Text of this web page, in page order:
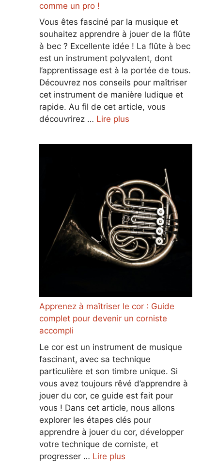
comme un pro !
Vous êtes fasciné par la musique et
souhaitez apprendre à jouer de la flûte
à bec ? Excellente idée ! La flûte à bec
est un instrument polyvalent, dont
l’apprentissage est à la portée de tous.
Découvrez nos conseils pour maîtriser
cet instrument de manière ludique et
rapide. Au fil de cet article, vous
découvrirez … Lire plus
Apprenez à maîtriser le cor : Guide
complet pour devenir un corniste
accompli
Le cor est un instrument de musique
fascinant, avec sa technique
particulière et son timbre unique. Si
vous avez toujours rêvé d’apprendre à
jouer du cor, ce guide est fait pour
vous ! Dans cet article, nous allons
explorer les étapes clés pour
apprendre à jouer du cor, développer
votre technique de corniste, et
progresser … Lire plus